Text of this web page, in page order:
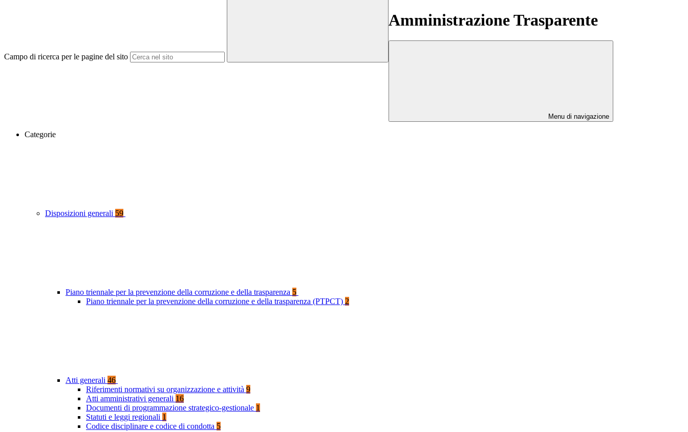
Campo di ricerca per le pagine del sito
Amministrazione Trasparente
Menu di navigazione
Categorie
Disposizioni generali 59
Piano triennale per la prevenzione della corruzione e della trasparenza 5
Piano triennale per la prevenzione della corruzione e della trasparenza (PTPCT) 2
Atti generali 46
Riferimenti normativi su organizzazione e attività 9
Atti amministrativi generali 16
Documenti di programmazione strategico-gestionale 1
Statuti e leggi regionali 1
Codice disciplinare e codice di condotta 5